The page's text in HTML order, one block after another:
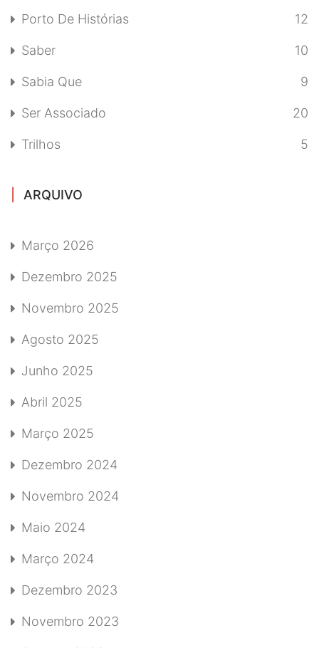
Porto De Histórias 12
Saber 10
Sabia Que 9
Ser Associado 20
Trilhos 5
ARQUIVO
Março 2026
Dezembro 2025
Novembro 2025
Agosto 2025
Junho 2025
Abril 2025
Março 2025
Dezembro 2024
Novembro 2024
Maio 2024
Março 2024
Dezembro 2023
Novembro 2023